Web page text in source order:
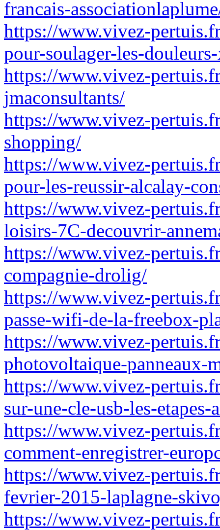
francais-
https://www.vivez-
pour-soulager-les-
https://www.vivez-
jmaconsultants/
https://www.vivez-
shopping/
https://www.vivez-
pour-les-reussir-alcalay-
https://www.vivez-
loisirs-7C-decouvrir-
https://www.vivez-
compagnie-drolig/
https://www.vivez-
passe-wifi-de-la-freebox-
https://www.vivez-
photovoltaique-panneaux-
https://www.vivez-
sur-une-cle-usb-les-etapes-
https://www.vivez-
comment-enregistrer-
https://www.vivez-
fevrier-2015-laplagne-
https://www.vivez-